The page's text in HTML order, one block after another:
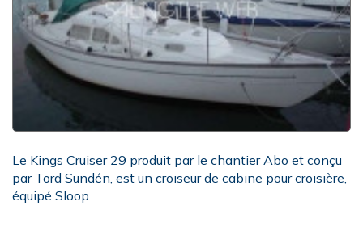
Le Kings Cruiser 29 produit par le chantier Abo et conçu
par Tord Sundén, est un croiseur de cabine pour croisière,
équipé Sloop